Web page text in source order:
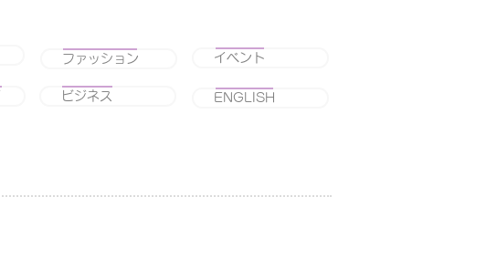
ファッション
ビジネス
イベント
ENGLISH